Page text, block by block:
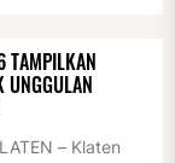
TAMPILKAN
UNGGULAN
– Klaten